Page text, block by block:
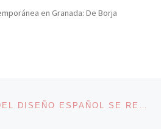
en Granada: De Borja
entradas LAS NOVEDADES DEL DISEÑO ESPAÑOL SE REÚNEN EN EL MATADERO DE LEGAZPI